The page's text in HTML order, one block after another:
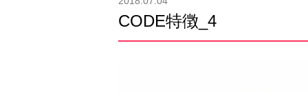
CODE特徴_4